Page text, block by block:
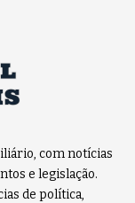
com notícias
e legislação.
de política,